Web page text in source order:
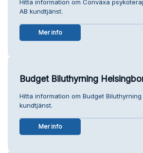
Hitta information om Conväxa
AB kundtjänst.
Mer info
Budget Biluthyrning
Hitta information om Budget
kundtjänst.
Mer info